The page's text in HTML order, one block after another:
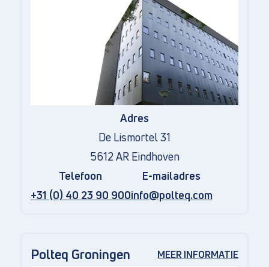
Adres
De Lismortel 31
5612 AR Eindhoven
Telefoon
+31 (0) 40 23 90 900
E-mailadres
info@polteq.com
Polteq Groningen MEER INFORMATIE